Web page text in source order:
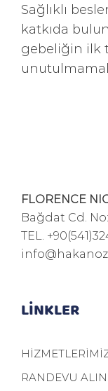
Sağlıklı
katkıda
gebeliğin ilk
FLORENCE
Bağdat Cd.
TEL.
LİNKLER
RANDEVU ALIN